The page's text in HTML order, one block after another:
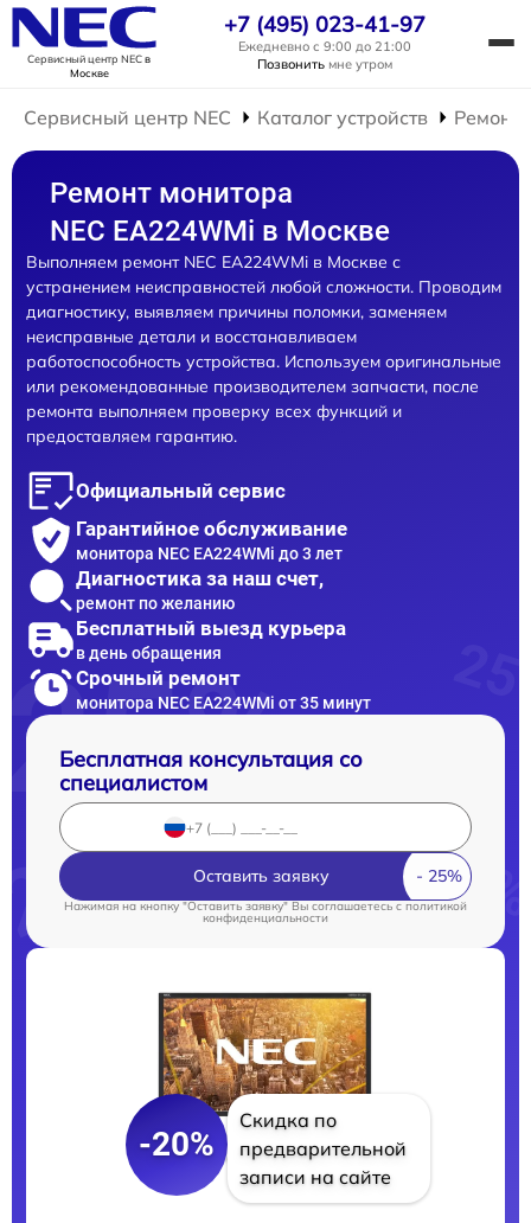
Сервисный центр NECв
Москве
+7 (495) 023-41-97
Ежедневно с 9:00 до 21:00
Позвонить мне утром
Сервисный центр NEC Каталог устройств Ремонт
Ремонт монитора
NEC EA224WMi в Москве
Выполняем ремонт NEC EA224WMi в Москве с
устранением неисправностей любой сложности. Проводим
диагностику, выявляем причины поломки, заменяем
неисправные детали и восстанавливаем
работоспособность устройства. Используем оригинальные
или рекомендованные производителем запчасти, после
ремонта выполняем проверку всех функций и
предоставляем гарантию.
Официальный сервис
Гарантийное обслуживание
монитора NEC EA224WMi до 3 лет
Диагностика за наш счет,
ремонт по желанию
Бесплатный выезд курьера
в день обращения
Срочный ремонт
монитора NEC EA224WMi от 35 минут
Бесплатная консультация со
специалистом
Оставить заявку
Нажимая на кнопку "Оставить заявку" Вы соглашаетесь cполитикой
конфиденциальности
-20%
Скидка по
предварительной
записи на сайте